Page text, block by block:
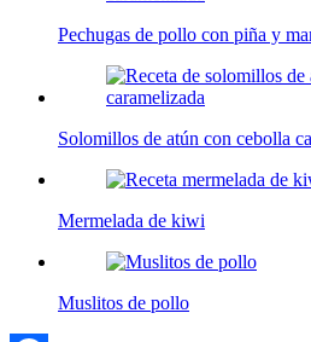
Pechugas de pollo con piña y
Solomillos de atún con cebolla
Mermelada de kiwi
Muslitos de pollo